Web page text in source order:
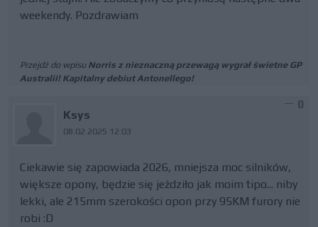
weekendy. Pozdrawiam
Przejdź do wpisu Norris z nieznaczną przewagą wygrał świetne GP
Australii! Kapitalny debiut Antonellego!
Ksys
08.02.2025 12:03
0
Ciekawie się zapowiada 2026, mniejsza moc silników,
większe opony, będzie się jeździło jak moim tipo... niby
lekki, ale 215mm szerokości opon przy 95KM furory nie
robi :D